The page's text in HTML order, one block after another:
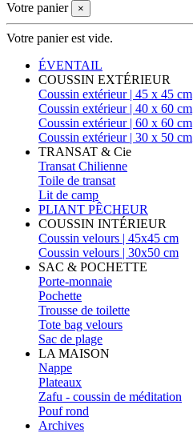
Votre panier
×
Votre panier est vide.
ÉVENTAIL
COUSSIN EXTÉRIEUR
Coussin extérieur | 45 x 45 cm
Coussin extérieur | 40 x 60 cm
Coussin extérieur | 60 x 60 cm
Coussin extérieur | 30 x 50 cm
TRANSAT & Cie
Transat Chilienne
Toile de transat
Lit de camp
PLIANT PÊCHEUR
COUSSIN INTÉRIEUR
Coussin velours | 45x45 cm
Coussin velours | 30x50 cm
SAC & POCHETTE
Porte-monnaie
Pochette
Trousse de toilette
Tote bag velours
Sac de plage
LA MAISON
Nappe
Plateaux
Zafu - coussin de méditation
Pouf rond
Archives